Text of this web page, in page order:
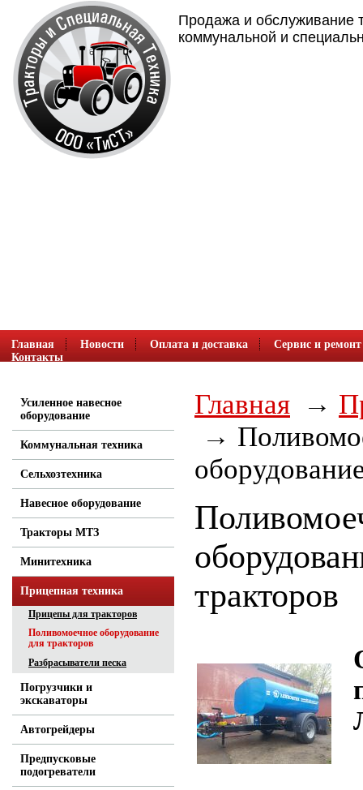
Продажа и обслуживание
коммунальной и
Главная Новости Оплата и доставка
Сервис и ремонт
Контакты
Главная
тракторов
Усиленное навесное
оборудование
Коммунальная техника
Сельхозтехника
Навесное оборудование
Тракторы МТЗ
Минитехника
Прицепная техника
Прицепы для тракторов
Поливомоечное оборудование
для тракторов
Разбрасыватели песка
Погрузчики и
экскаваторы
Автогрейдеры
Предпусковые
подогреватели